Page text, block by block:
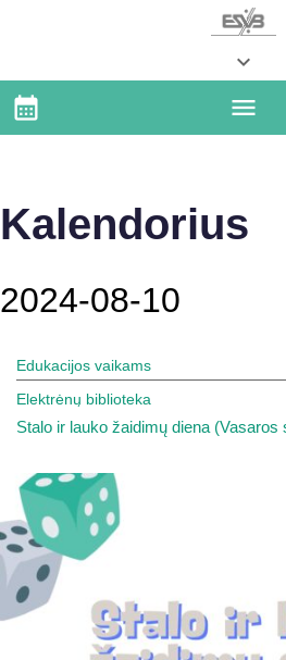
Kalendorius
2024-08-10
Edukacijos vaikams
Elektrėnų biblioteka
Stalo ir lauko žaidimų diena